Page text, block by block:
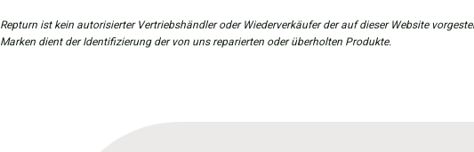
Repturn ist kein autorisierter Vertriebshändler oder Wiederverkäufer der auf dieser Website
Marken dient der Identifizierung der von uns reparierten oder überholten Produkte.